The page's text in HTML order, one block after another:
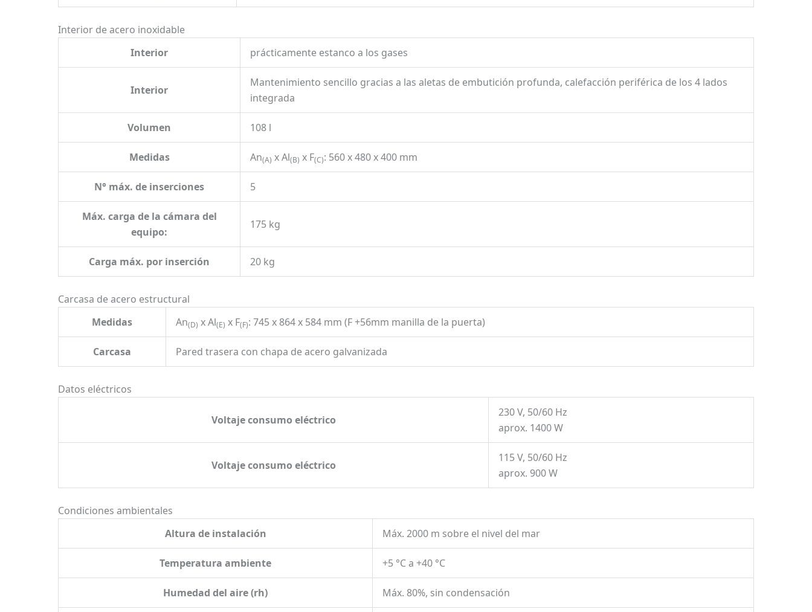
Interior de acero inoxidable
Interior
prácticamente estanco a los gases
Interior
Mantenimiento sencillo gracias a las aletas de embutición profunda, calefacción periférica de los 4 lados
integrada
Volumen 108 l
Medidas An(A) x Al(B) x F(C): 560 x 480 x 400 mm
N° máx. de inserciones 5
Máx. carga de la cámara del
equipo:
175 kg
Carga máx. por inserción 20 kg
Carcasa de acero estructural
Medidas
An(D) x Al(E) x F(F): 745 x 864 x 584 mm (F +56mm manilla de la puerta)
Carcasa Pared trasera con chapa de acero galvanizada
Datos eléctricos
Voltaje consumo eléctrico
230 V, 50/60 Hz
aprox. 1400 W
Voltaje consumo eléctrico
115 V, 50/60 Hz
aprox. 900 W
Condiciones ambientales
Altura de instalación
Máx. 2000 m sobre el nivel del mar
Temperatura ambiente +5 °C a +40 °C
Humedad del aire (rh) Máx. 80%, sin condensación